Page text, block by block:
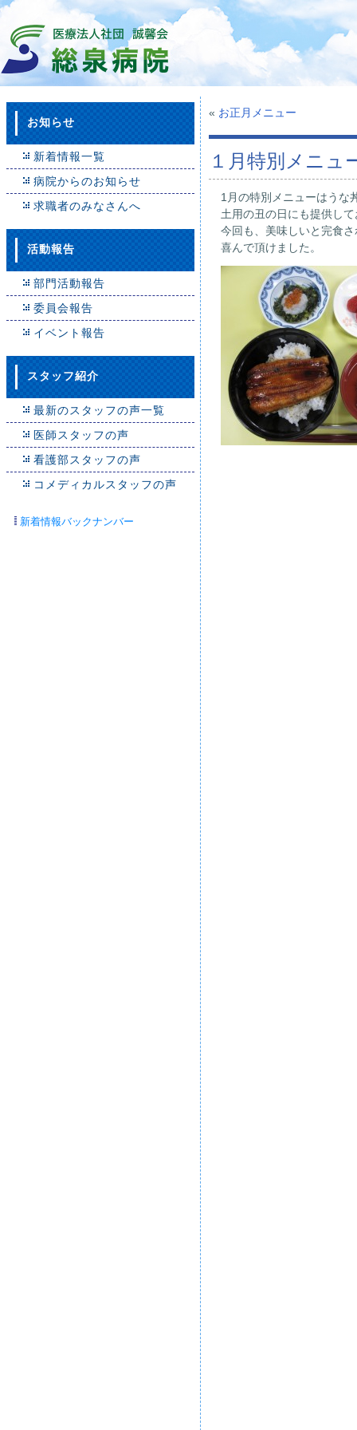
お知らせ
新着情報一覧
病院からのお知らせ
求職者のみなさんへ
活動報告
部門活動報告
委員会報告
イベント報告
スタッフ紹介
最新のスタッフの声一覧
医師スタッフの声
看護部スタッフの声
コメディカルスタッフの声
新着情報バックナンバー
« お正月メニュー
１月特別メニュ
1月の特別メニューはうな
土用の丑の日にも提供し
今回も、美味しいと完食
喜んで頂けました。